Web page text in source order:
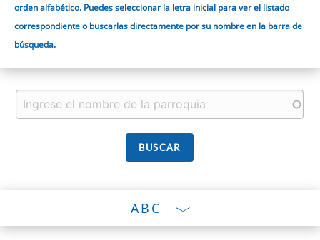
orden alfabético. Puedes seleccionar la letra inicial para ver el listado
correspondiente o buscarlas directamente por su nombre en la barra de
búsqueda.
ABC